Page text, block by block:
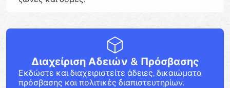
Διαχείριση Αδειών & Πρόσβασης
Εκδώστε και διαχειριστείτε άδειες, δικαιώματα
πρόσβασης και πολιτικές διαπιστευτηρίων.